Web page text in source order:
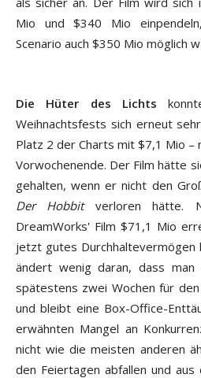
Mio und $340 Mio
Scenario auch $350 Mio möglich
Die Hüter des Lichts
Weihnachtsfests sich erneut
Platz 2 der Charts mit $7,1 Mio –
Vorwochenende. Der Film hätte
gehalten, wenn er nicht den
Der Hobbitverloren hätte.
DreamWorks' Film $71,1 Mio
jetzt gutes Durchhaltevermögen
ändert wenig daran, dass man
spätestens zwei Wochen für
und bleibt eine Box-Office-
erwähnten Mangel an
nicht wie die meisten anderen
den Feiertagen abfallen und aus